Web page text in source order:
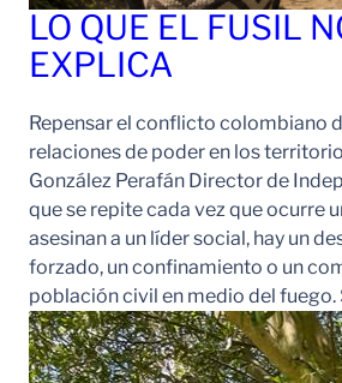
LO QUE EL FUSIL
EXPLICA
Repensar el conflicto colombiano
relaciones de poder en los
González Perafán Director de
que se repite cada vez que ocurre
asesinan a un líder social, hay un
forzado, un confinamiento o un
población civil en medio del fuego.